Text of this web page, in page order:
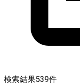
検索結果539件